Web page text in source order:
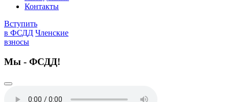
Контакты
Вступить
в ФСДД Членские
взносы
Мы - ФСДД!